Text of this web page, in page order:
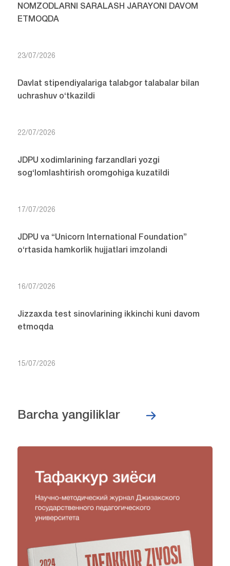
NOMZODLARNI SARALASH JARAYONI DAVOM
ETMOQDA
23/07/2026
Davlat stipendiyalariga talabgor talabalar bilan
uchrashuv o‘tkazildi
22/07/2026
JDPU xodimlarining farzandlari yozgi
sog‘lomlashtirish oromgohiga kuzatildi
17/07/2026
JDPU va “Unicorn International Foundation”
o‘rtasida hamkorlik hujjatlari imzolandi
16/07/2026
Jizzaxda test sinovlarining ikkinchi kuni davom
etmoqda
15/07/2026
Barcha yangiliklar